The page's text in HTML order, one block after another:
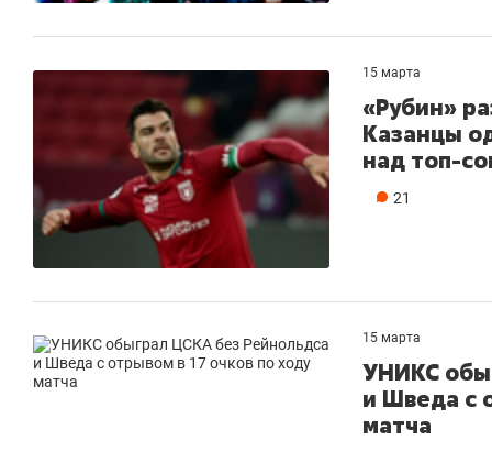
15 марта
«Рубин»
Казанцы
над топ-
21
15 марта
УНИКС
и Шведа с
матча